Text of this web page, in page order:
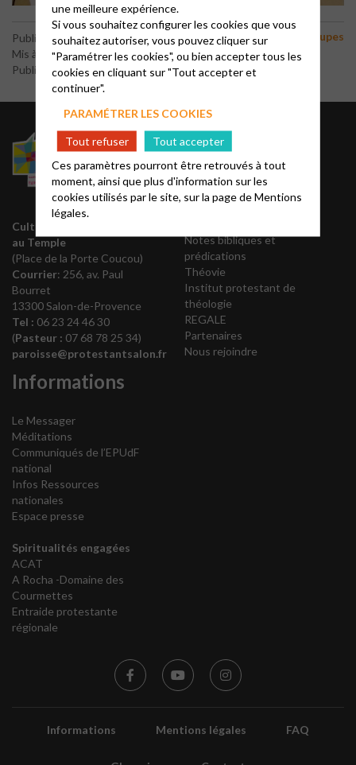
Publié le 24 décembre 2025
Mis à jour le 17 juin 2026
Publié par le webmaster
Groupes
Culte le dimanche à 10h30
au Temple
(Place de la Porte Coucou)
Courrier: 256, av. Paul
Bourret
13300 Salon-de-Provence
Tel : 06 23 24 46 30
(Pasteur : 07 68 78 25 34)
paroisse@protestantsalon.fr
Liens utiles
Acteurs EPUdF
Editions Olivétan
Notes bibliques et
prédications
Théovie
Institut protestant de
théologie
REGALE
Partenaires
Nous rejoindre
Informations
Le Messager
Méditations
Communiqués de l’EPUdF
national
Infos Ressources
nationales
Espace presse
Spiritualités engagées
ACAT
A Rocha -Domaine des
Courmettes
Entraide protestante
régionale
Informations Mentions légales FAQ
une meilleure expérience.
Si vous souhaitez configurer les cookies que vous
souhaitez autoriser, vous pouvez cliquer sur
"Paramétrer les cookies", ou bien accepter tous les
cookies en cliquant sur "Tout accepter et
continuer".
PARAMÉTRER LES COOKIES
Tout refuser
Tout accepter
Ces paramètres pourront être retrouvés à tout
moment, ainsi que plus d'information sur les
cookies utilisés par le site, sur la page deMentions
légales.